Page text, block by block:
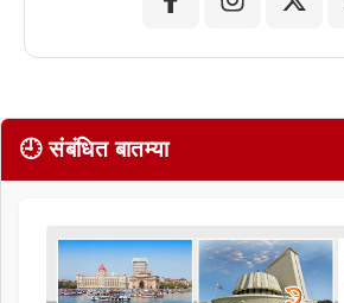
🕘 संबंधित बातम्या